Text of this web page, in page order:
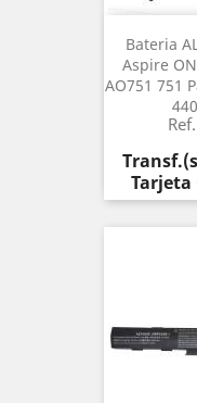
Bateria
Aspire
AO751 751
Precio
Tarjeta